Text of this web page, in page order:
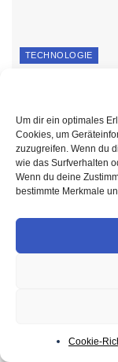
Um dir ein optimales
Cookies, um
zuzugreifen. Wenn du
wie das Surfverhalten
Wenn du deine
bestimmte Merkmale
Cookie-
TECHNOLOGIE
KI-SEO-Tools
4. AUGUST 2026